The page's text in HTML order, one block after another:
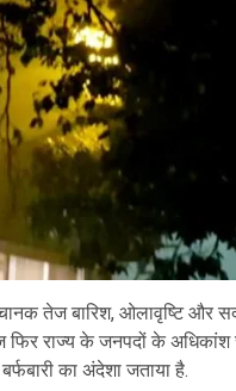
तेज बारिश, ओलावृष्टि और
फिर राज्य के जनपदों के
का अंदेशा जताया है.